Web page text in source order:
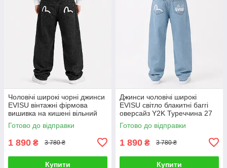
Чоловічі широкі чорні джинси
EVISU вінтажні фірмова
вишивка на кишені вільний
крій оверсайз баггі Y2K
Туреччина 25 (1075-306)
Готово до відправки
1 890 ₴ 3 780 ₴
Купити
Джинси чоловічі широкі
EVISU світло блакитні баггі
оверсайз Y2K Туреччина 27
(1027-295-6)
Готово до відправки
1 890 ₴ 3 780 ₴
Купити